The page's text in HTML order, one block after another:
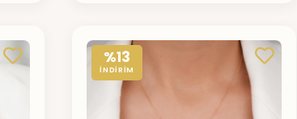
%13
İNDİRİM